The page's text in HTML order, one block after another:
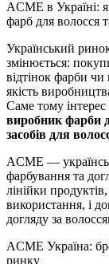
ACME в Україні:
фарб для волосся
Український
змінюється:
відтінок фарби
якість
Саме тому
виробник фарби
засобів для
ACME —
фарбування та
лінійки
використання, і
догляду за
ACME Україна:
ринку